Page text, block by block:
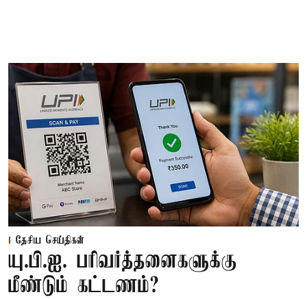
தேசிய செய்திகள்
யு.பி.ஐ. பரிவர்த்தனைகளுக்கு
மீண்டும் கட்டணம்?